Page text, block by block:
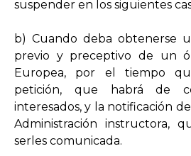
suspender en los siguientes
b) Cuando deba obtenerse
previo y preceptivo de un
Europea, por el tiempo
petición, que habrá de
interesados, y la notificación
Administración instructora,
serles comunicada.